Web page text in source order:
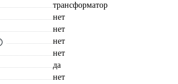
трансформатор
нет
нет
нет
нет
да
нет